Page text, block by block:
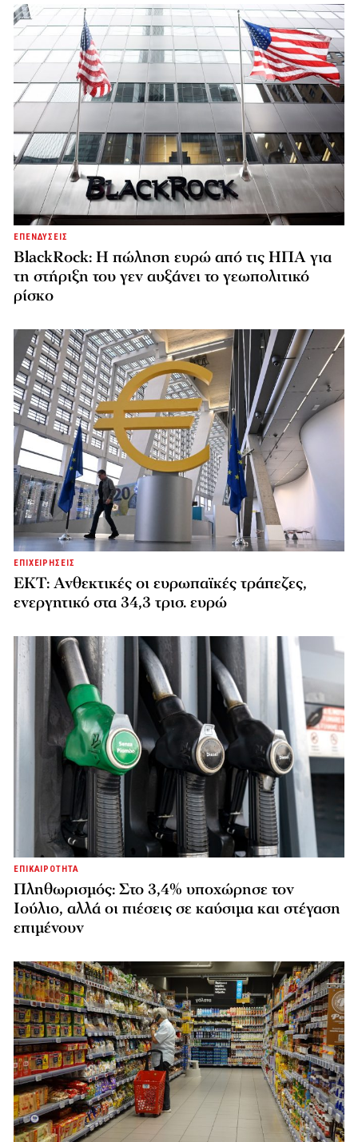
ΕΠΕΝΔΥΣΕΙΣ
BlackRock: Η πώληση ευρώ από τις ΗΠΑ για
τη στήριξη του γεν αυξάνει το γεωπολιτικό
ρίσκο
ΕΠΙΧΕΙΡΗΣΕΙΣ
ΕΚΤ: Ανθεκτικές οι ευρωπαϊκές τράπεζες,
ενεργητικό στα 34,3 τρισ. ευρώ
ΕΠΙΚΑΙΡΟΤΗΤΑ
Πληθωρισμός: Στο 3,4% υποχώρησε τον
Ιούλιο, αλλά οι πιέσεις σε καύσιμα και στέγαση
επιμένουν